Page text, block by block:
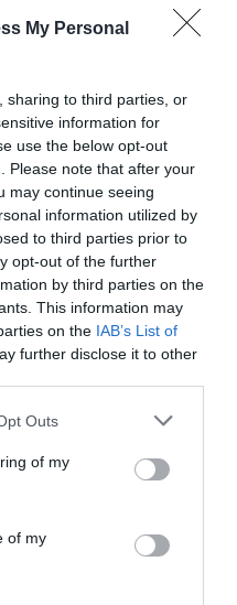
My Personal
sharing to third parties, or
information for
use the below opt-out
Please note that after your
may continue seeing
information utilized by
to third parties prior to
opt-out of the further
by third parties on the
This information may
on the IAB’s List of
further disclose it to other
uses one or more Google
You may click to
its third-party tags to
purposes in below Google
Outs
of my
of my
corporativa e
e no